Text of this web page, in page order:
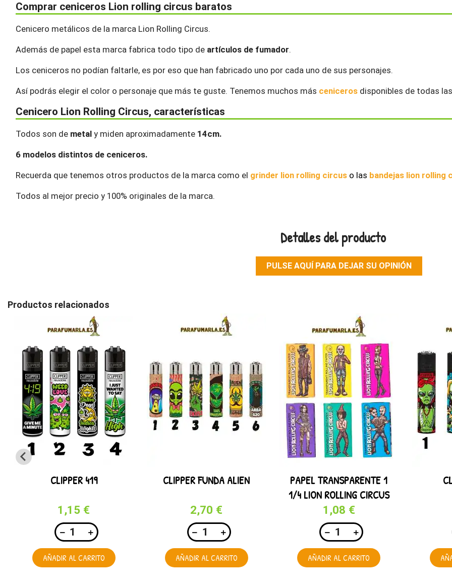
Comprar ceniceros Lion rolling circus baratos
Cenicero metálicos de la marca Lion Rolling Circus.
Además de papel esta marca fabrica todo tipo de artículos de fumador.
Los ceniceros no podían faltarle, es por eso que han fabricado uno por cada uno de sus personajes.
Así podrás elegir el color o personaje que más te guste. Tenemos muchos más ceniceros disponibles de todas
Cenicero Lion Rolling Circus, características
Todos son de metal y miden aproximadamente 14cm.
6 modelos distintos de ceniceros.
Recuerda que tenemos otros productos de la marca como el grinder lion rolling circus o las bandejas lion rolling
Todos al mejor precio y 100% originales de la marca.
Detalles del producto
PULSE AQUÍ PARA DEJAR SU OPINIÓN
Productos relacionados
CLIPPER 419
1,15 €
AÑADIR AL CARRITO
CLIPPER FUNDA ALIEN
2,70 €
AÑADIR AL CARRITO
PAPEL TRANSPARENTE 1
1/4 LION ROLLING CIRCUS
1,08 €
AÑADIR AL CARRITO